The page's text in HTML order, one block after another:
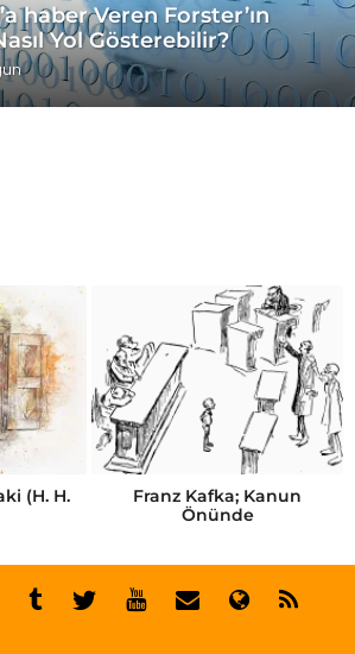
haber Veren Forster’ın
Yol Gösterebilir?
(H. H.
Franz Kafka; Kanun
Önünde